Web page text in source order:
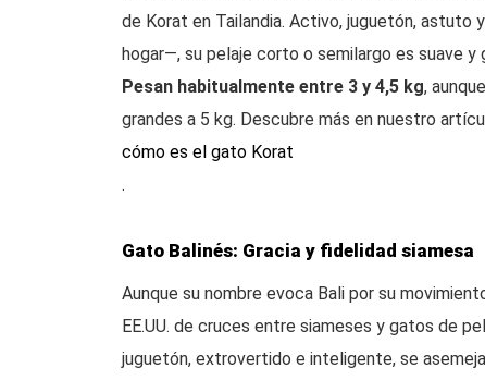
de Korat en Tailandia. Activo, juguetón,
hogar—, su pelaje corto o semilargo es suave y
Pesan habitualmente entre 3 y 4,5 kg,
grandes a 5 kg. Descubre más en nuestro
cómo es el gato Korat
.
Gato Balinés: Gracia y fidelidad siamesa
Aunque su nombre evoca Bali por su
EE.UU. de cruces entre siameses y gatos de
juguetón, extrovertido e inteligente, se